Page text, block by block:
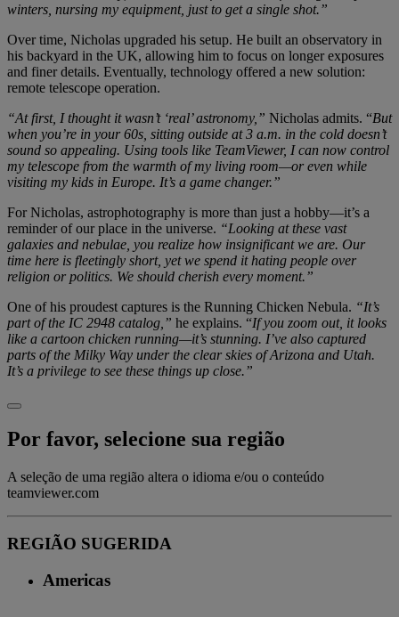
winters, nursing my equipment, just to get a single shot.”
Over time, Nicholas upgraded his setup. He built an observatory in
his backyard in the UK, allowing him to focus on longer exposures
and finer details. Eventually, technology offered a new solution:
remote telescope operation.
“At first, I thought it wasn’t ‘real’ astronomy,” Nicholas admits. “But
when you’re in your 60s, sitting outside at 3 a.m. in the cold doesn’t
sound so appealing. Using tools like TeamViewer, I can now control
my telescope from the warmth of my living room—or even while
visiting my kids in Europe. It’s a game changer.”
For Nicholas, astrophotography is more than just a hobby—it’s a
reminder of our place in the universe. “Looking at these vast
galaxies and nebulae, you realize how insignificant we are. Our
time here is fleetingly short, yet we spend it hating people over
religion or politics. We should cherish every moment.”
One of his proudest captures is the Running Chicken Nebula. “It’s
part of the IC 2948 catalog,” he explains. “If you zoom out, it looks
like a cartoon chicken running—it’s stunning. I’ve also captured
parts of the Milky Way under the clear skies of Arizona and Utah.
It’s a privilege to see these things up close.”
Por favor, selecione sua região
A seleção de uma região altera o idioma e/ou o conteúdo
teamviewer.com
REGIÃO SUGERIDA
Americas